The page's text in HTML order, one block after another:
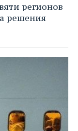
регионов
решения